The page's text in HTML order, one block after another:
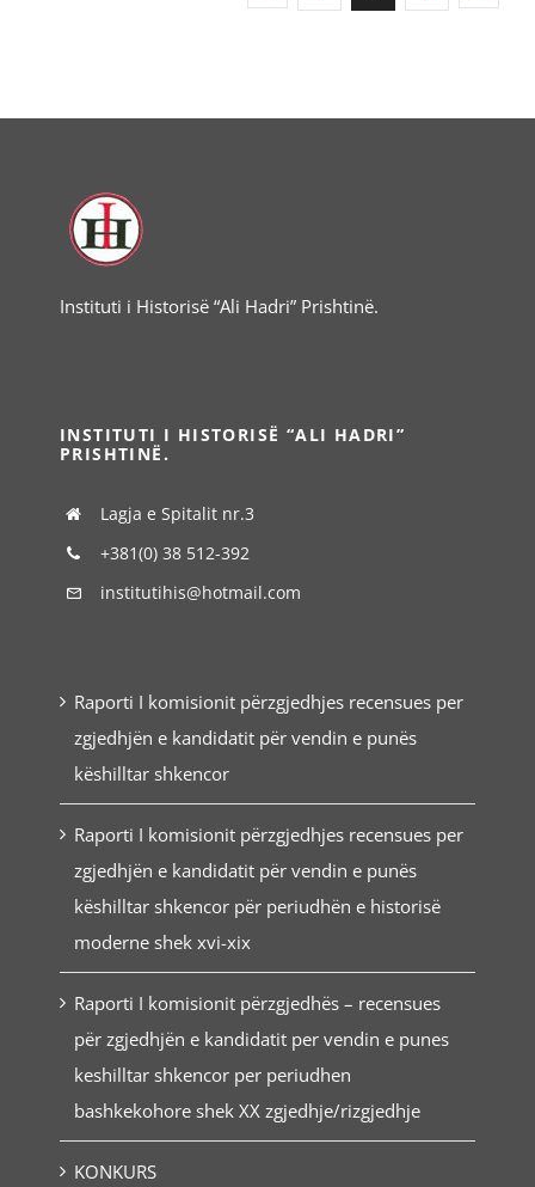
Instituti i Historisë “Ali Hadri” Prishtinë.
INSTITUTI I HISTORISË “ALI HADRI”
PRISHTINË.
Lagja e Spitalit nr.3
+381(0) 38 512-392
institutihis@hotmail.com
Raporti I komisionit përzgjedhjes recensues per
zgjedhjën e kandidatit për vendin e punës
këshilltar shkencor
Raporti I komisionit përzgjedhjes recensues per
zgjedhjën e kandidatit për vendin e punës
këshilltar shkencor për periudhën e historisë
moderne shek xvi-xix
Raporti I komisionit përzgjedhës – recensues
për zgjedhjën e kandidatit per vendin e punes
keshilltar shkencor per periudhen
bashkekohore shek XX zgjedhje/rizgjedhje
KONKURS